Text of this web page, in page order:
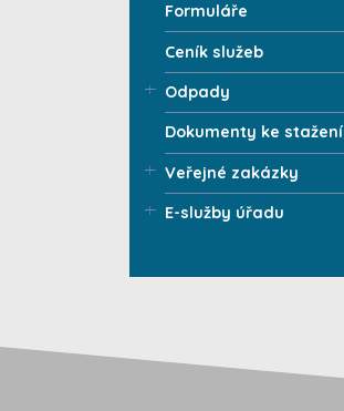
Formuláře
Ceník služeb
Odpady
Dokumenty ke stažení
Veřejné zakázky
E-služby úřadu